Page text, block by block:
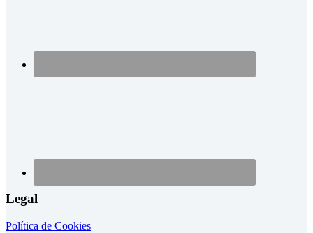
Legal
Política de Cookies